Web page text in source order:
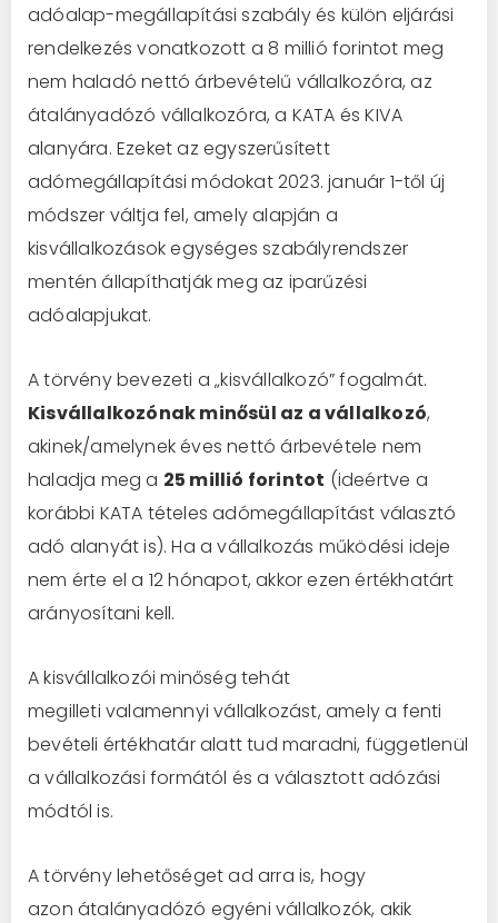
adóalap-megállapítási szabály és külön eljárási
rendelkezés vonatkozott a 8 millió forintot meg
nem haladó nettó árbevételű vállalkozóra, az
átalányadózó vállalkozóra, a KATA és KIVA
alanyára. Ezeket az egyszerűsített
adómegállapítási módokat 2023. január 1-től új
módszer váltja fel, amely alapján a
kisvállalkozások egységes szabályrendszer
mentén állapíthatják meg az iparűzési
adóalapjukat.
A törvény bevezeti a „kisvállalkozó” fogalmát.
Kisvállalkozónak minősül az a vállalkozó,
akinek/amelynek éves nettó árbevétele nem
haladja meg a 25 millió forintot (ideértve a
korábbi KATA tételes adómegállapítást választó
adó alanyát is). Ha a vállalkozás működési ideje
nem érte el a 12 hónapot, akkor ezen értékhatárt
arányosítani kell.
A kisvállalkozói minőség tehát
megilleti valamennyi vállalkozást, amely a fenti
bevételi értékhatár alatt tud maradni, függetlenül
a vállalkozási formától és a választott adózási
módtól is.
A törvény lehetőséget ad arra is, hogy
azon átalányadózó egyéni vállalkozók, akik